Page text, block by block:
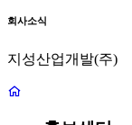
회사소식
지성산업개발(주)